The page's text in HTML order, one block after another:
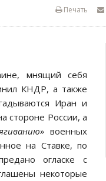
Печать
мнящий себя
КНДР, а также
Иран и
стороне России, а
военных
на Ставке, по
огласке с
некоторые